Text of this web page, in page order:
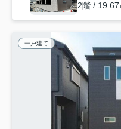
2階 /
一戸建て